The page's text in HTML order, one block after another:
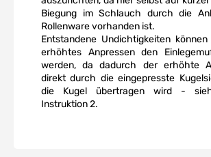
Biegung im Schlauch durch die
Rollenware vorhanden ist.
Entstandene Undichtigkeiten
erhöhtes Anpressen den
werden, da dadurch der erhöhte
direkt durch die eingepresste
die Kugel übertragen wird -
Instruktion 2.